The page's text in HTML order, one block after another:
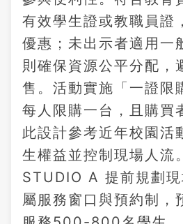
有效學生證或教職員證
優惠；未出示者適用一
則確保資源公平分配，
售。活動實施「一證限
每人限購一台，且購買
此設計參考近年校園活
生權益並控制現場人流
STUDIO A 提前規劃
屬服務窗口與預約制，